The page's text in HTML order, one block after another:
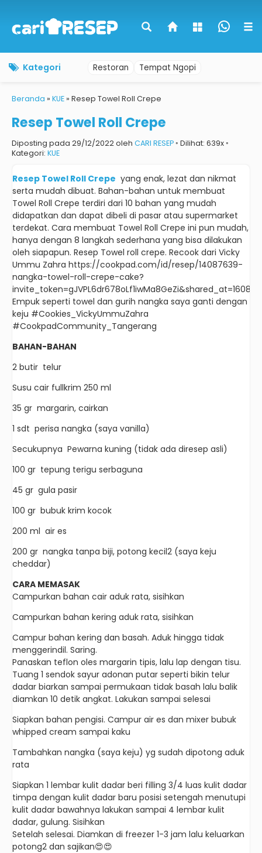
Kategori Restoran Tempat Ngopi
Beranda » KUE» Resep Towel Roll Crepe
Resep Towel Roll Crepe
Diposting pada 29/12/2022 oleh CARI RESEP◦ Dilihat: 639x ◦
Kategori: KUE
Resep Towel Roll Crepe yang enak, lezat dan nikmat
serta mudah dibuat. Bahan-bahan untuk membuat
Towel Roll Crepe terdiri dari 10 bahan yang mudah
didapatkan dan dapat dibeli di pasar atau supermarket
terdekat. Cara membuat Towel Roll Crepe ini pun mudah,
hanya dengan 8 langkah sederhana yang bisa dilakukan
oleh siapapun. Resep Towel roll crepe. Recook dari Vicky
Ummu Zahra https://cookpad.com/id/resep/14087639-
nangka-towel-roll-crepe-cake?
Empuk seperti towel dan gurih nangka saya ganti dengan
keju #Cookies_VickyUmmuZahra
#CookpadCommunity_Tangerang
BAHAN-BAHAN
2 butir telur
Susu cair fullkrim 250 ml
35 gr margarin, cairkan
1 sdt perisa nangka (saya vanilla)
Secukupnya Pewarna kuning (tidak ada diresep asli)
100 gr tepung terigu serbaguna
45 gr gula pasir
100 gr bubuk krim kocok
200 ml air es
200 gr nangka tanpa biji, potong kecil2 (saya keju
cheddar)
CARA MEMASAK
Campurkan bahan cair aduk rata, sisihkan
Campurkan bahan kering aduk rata, sisihkan
Campur bahan kering dan basah. Aduk hingga tidak
menggerindil. Saring.
Panaskan teflon oles margarin tipis, lalu lap dengan tisu.
Tuang 1 sendok sayur adonan putar seperti bikin telur
dadar biarkan sampai permukaan tidak basah lalu balik
diamkan 10 detik angkat. Lakukan sampai selesai
Siapkan bahan pengisi. Campur air es dan mixer bubuk
whipped cream sampai kaku
Tambahkan nangka (saya keju) yg sudah dipotong aduk
rata
Siapkan 1 lembar kulit dadar beri filling 3/4 luas kulit dadar
timpa dengan kulit dadar baru posisi setengah menutupi
kulit dadar bawahnya lakukan sampai 4 lembar kulit
dadar, gulung. Sisihkan
Setelah selesai. Diamkan di freezer 1-3 jam lalu keluarkan
potong2 dan sajikan😍😍